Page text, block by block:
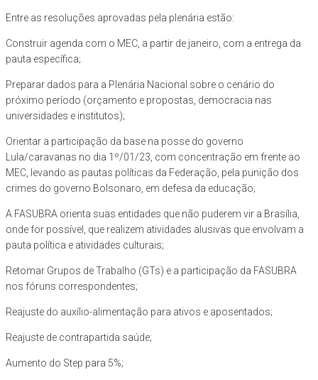
Entre as resoluções aprovadas pela plenária estão:
Construir agenda com o MEC, a partir de janeiro, com a entrega da
pauta específica;
Preparar dados para a Plenária Nacional sobre o cenário do
próximo período (orçamento e propostas, democracia nas
universidades e institutos);
Orientar a participação da base na posse do governo
Lula/caravanas no dia 1º/01/23, com concentração em frente ao
MEC, levando as pautas políticas da Federação, pela punição dos
crimes do governo Bolsonaro, em defesa da educação;
A FASUBRA orienta suas entidades que não puderem vir a Brasília,
onde for possível, que realizem atividades alusivas que envolvam a
pauta política e atividades culturais;
Retomar Grupos de Trabalho (GTs) e a participação da FASUBRA
nos fóruns correspondentes;
Reajuste do auxílio-alimentação para ativos e aposentados;
Reajuste de contrapartida saúde;
Aumento do Step para 5%;